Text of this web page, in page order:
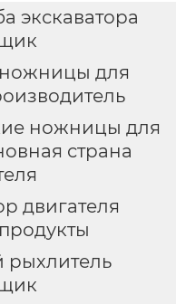
экскаватора
для
ножницы для
страна
двигателя
рыхлитель